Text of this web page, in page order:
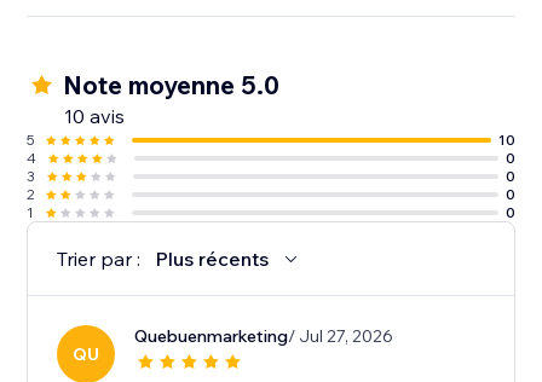
Note moyenne 5.0
10 avis
5
10
4
0
3
0
2
0
1
0
Trier par : Plus récents
QU
Quebuenmarketing/ Jul 27, 2026